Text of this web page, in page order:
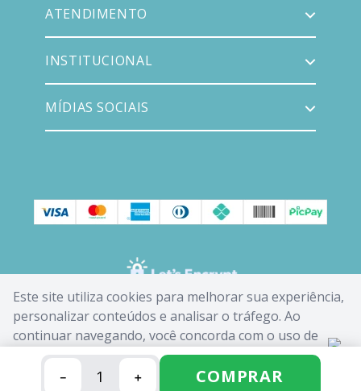
Este site utiliza cookies para melhorar sua experiência,
personalizar conteúdos e analisar o tráfego. Ao
continuar navegando, você concorda com o uso de
cookies. Saiba mais em nossaPolítica de Cookies.
＋
－ COMPRAR
ATENDIMENTO
INSTITUCIONAL
MÍDIAS SOCIAIS